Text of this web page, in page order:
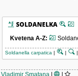
SOLDANELKA
Kvetena A-Z:
Soldanella carpatica | | |
Vladimir Smatana |
|